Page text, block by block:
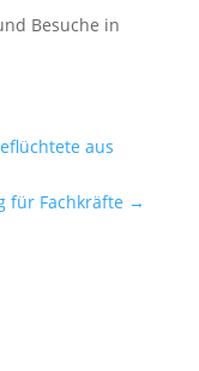
Besuche in
aus
für Fachkräfte →